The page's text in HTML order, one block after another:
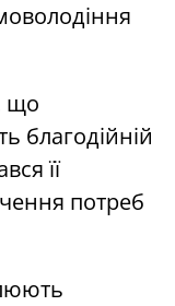
що
благодійній
її
потреб